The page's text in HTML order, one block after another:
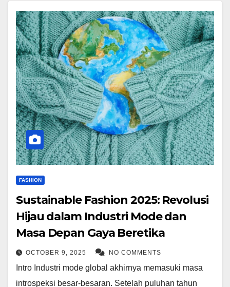
FASHION
Sustainable Fashion 2025: Revolusi
Hijau dalam Industri Mode dan
Masa Depan Gaya Beretika
OCTOBER 9, 2025 NO COMMENTS
Intro Industri mode global akhirnya memasuki masa
introspeksi besar-besaran. Setelah puluhan tahun